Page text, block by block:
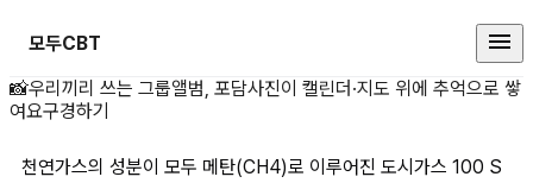
모두CBT
천연가스의 성분이 모두 메탄
📸우리끼리 쓰는 그룹앨범, 포담사진이 캘린더·지도 위에 추억으로 쌓
여요구경하기
천연가스의 성분이 모두 메탄(CH4)로 이루어진 도시가스 100 S